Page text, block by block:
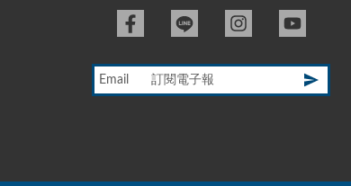
Email